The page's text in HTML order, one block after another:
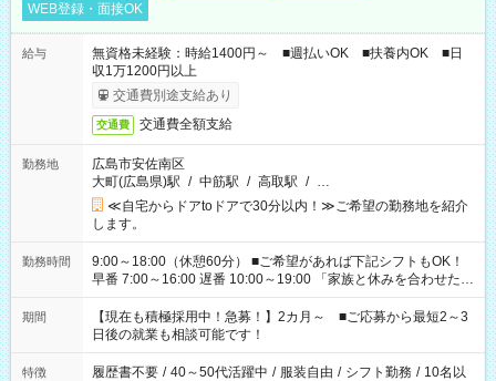
WEB登録・面接OK
給与
無資格未経験：時給1400円～ ■週払いOK ■扶養内OK ■日
収1万1200円以上
交通費別途支給あり
交通費 交通費全額支給
勤務地
広島市安佐南区
大町(広島県)駅 / 中筋駅 / 高取駅 / …
≪自宅からドアtoドアで30分以内！≫ご希望の勤務地を紹介
します。
勤務時間
9:00～18:00（休憩60分） ■ご希望があれば下記シフトもOK！
早番 7:00～16:00 遅番 10:00～19:00 「家族と休みを合わせた
い」 「余裕を持って夕飯の準備がしたい」 「できれば残業はし
たくない」 など、ご希望を教えてくださいね。 ※Wワーク希望
の方へ 今ご覧のお仕事で希望する勤務時間と、もう1つのお仕事
の勤務時間。 合計で週40時間を超える場合は応募できません。
期間
【現在も積極採用中！急募！】2カ月～ ■ご応募から最短2～3
日後の就業も相談可能です！
特徴 履歴書不要 / 40～50代活躍中 / 服装自由 / シフト勤務 / 10名以